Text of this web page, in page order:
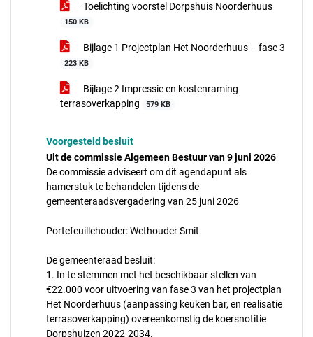
Toelichting voorstel Dorpshuis Noorderhuus
150 KB
Bijlage 1 Projectplan Het Noorderhuus – fase 3
223 KB
Bijlage 2 Impressie en kostenraming
terrasoverkapping
579 KB
Voorgesteld besluit
Uit de commissie Algemeen Bestuur van 9 juni 2026
De commissie adviseert om dit agendapunt als
hamerstuk te behandelen tijdens de
gemeenteraadsvergadering van 25 juni 2026
Portefeuillehouder: Wethouder Smit
De gemeenteraad besluit:
1. In te stemmen met het beschikbaar stellen van
€22.000 voor uitvoering van fase 3 van het projectplan
Het Noorderhuus (aanpassing keuken bar, en realisatie
terrasoverkapping) overeenkomstig de koersnotitie
Dorpshuizen 2022-2034.